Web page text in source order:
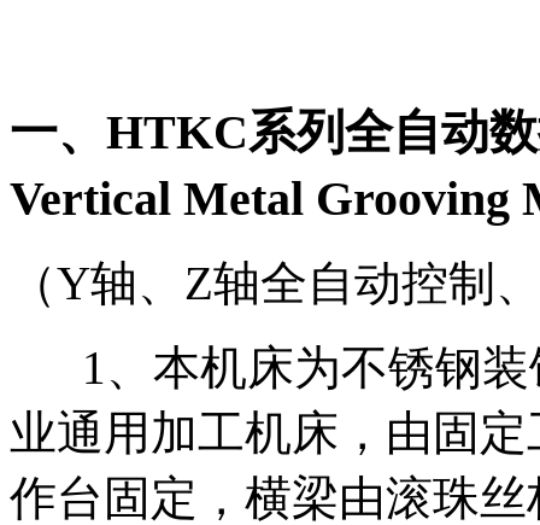
一、HTKC系列全自动
Vertical Metal Grooving
（Y轴、Z轴全自动控制
1、本机床为不锈钢装
业通用加工机床，由固
作台固定，横梁由滚珠